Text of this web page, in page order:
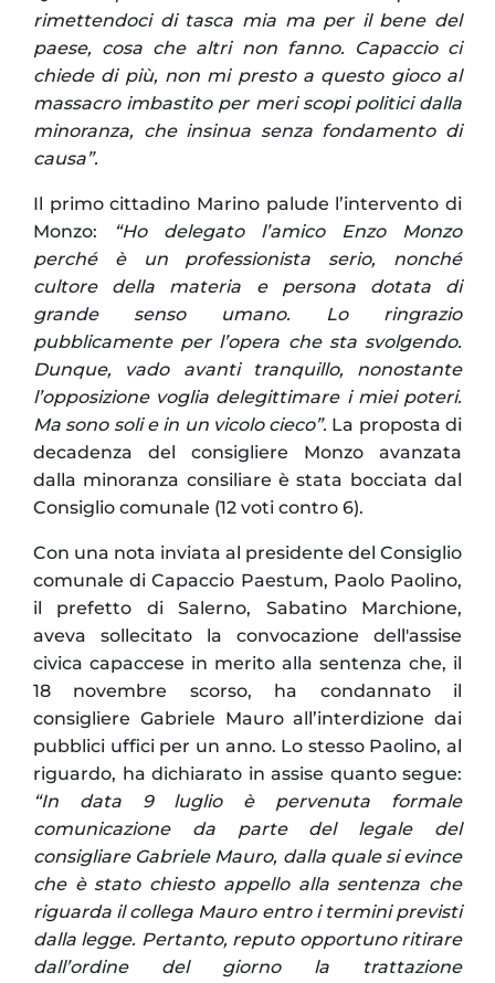
rimettendoci di tasca mia ma per il bene del
paese, cosa che altri non fanno. Capaccio ci
chiede di più, non mi presto a questo gioco al
massacro imbastito per meri scopi politici dalla
minoranza, che insinua senza fondamento di
causa”.
Il primo cittadino Marino palude l’intervento di
Monzo:
“Ho delegato l’amico Enzo Monzo
perché è un professionista serio, nonché
cultore della materia e persona dotata di
grande senso umano. Lo ringrazio
pubblicamente per l’opera che sta svolgendo.
Dunque, vado avanti tranquillo, nonostante
l’opposizione voglia delegittimare i miei poteri.
Ma sono soli e in un vicolo cieco”. La proposta di
decadenza del consigliere Monzo avanzata
dalla minoranza consiliare è stata bocciata dal
Consiglio comunale (12 voti contro 6).
Con una nota inviata al presidente del Consiglio
comunale di Capaccio Paestum, Paolo Paolino,
il prefetto di Salerno, Sabatino Marchione,
aveva sollecitato la convocazione dell'assise
civica capaccese in merito alla sentenza che, il
18 novembre scorso, ha condannato il
consigliere Gabriele Mauro all’interdizione dai
pubblici uffici per un anno. Lo stesso Paolino, al
riguardo, ha dichiarato in assise quanto segue:
“In data 9 luglio è pervenuta formale
comunicazione da parte del legale del
consigliare Gabriele Mauro, dalla quale si evince
che è stato chiesto appello alla sentenza che
riguarda il collega Mauro entro i termini previsti
dalla legge. Pertanto, reputo opportuno ritirare
dall’ordine del giorno la trattazione